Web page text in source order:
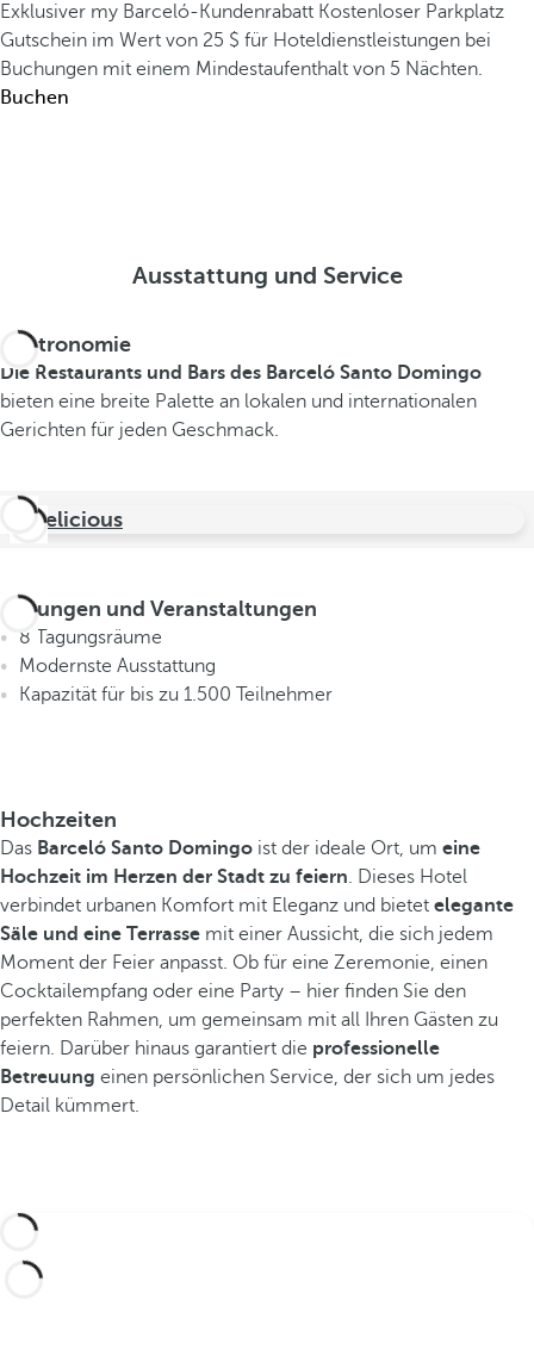
Exklusiver my Barceló-Kundenrabatt Kostenloser Parkplatz
Gutschein im Wert von 25 $ für Hoteldienstleistungen bei
Buchungen mit einem Mindestaufenthalt von 5 Nächten.
Buchen
Ausstattung und Service
Gastronomie
Die Restaurants und Bars des Barceló Santo Domingo
bieten eine breite Palette an lokalen und internationalen
Gerichten für jeden Geschmack.
B.Delicious
Tagungen und Veranstaltungen
8 Tagungsräume
Modernste Ausstattung
Kapazität für bis zu 1.500 Teilnehmer
Hochzeiten
Das Barceló Santo Domingo ist der ideale Ort, um eine
Hochzeit im Herzen der Stadt zu feiern. Dieses Hotel
verbindet urbanen Komfort mit Eleganz und bietet elegante
Säle und eine Terrasse mit einer Aussicht, die sich jedem
Moment der Feier anpasst. Ob für eine Zeremonie, einen
Cocktailempfang oder eine Party – hier finden Sie den
perfekten Rahmen, um gemeinsam mit all Ihren Gästen zu
feiern. Darüber hinaus garantiert die professionelle
Betreuung einen persönlichen Service, der sich um jedes
Detail kümmert.